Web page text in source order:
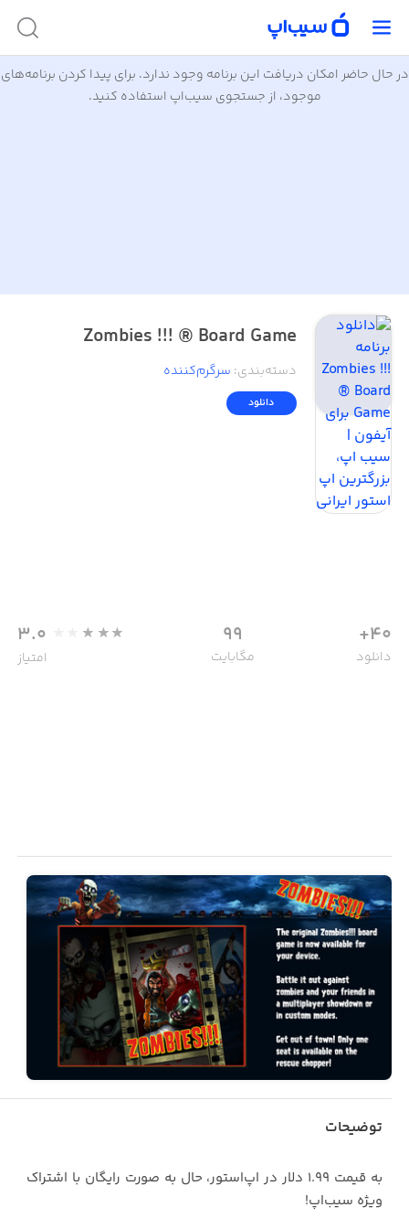
در حال حاضر امکان دریافت این برنامه وجود ندارد. برای پیدا کردن برنامه‌های
موجود، از جستجوی سیب‌اپ استفاده کنید.
Zombies !!! ® Board Game
دسته‌بندی: سرگرم‌کننده
دانلود
40+
دانلود
99
مگابایت
3.0
امتیاز
توضیحات
به قیمت ۱.۹۹ دلار در اپ‌استور، حال به صورت رایگان با اشتراک
ویژه سیب‌اپ!